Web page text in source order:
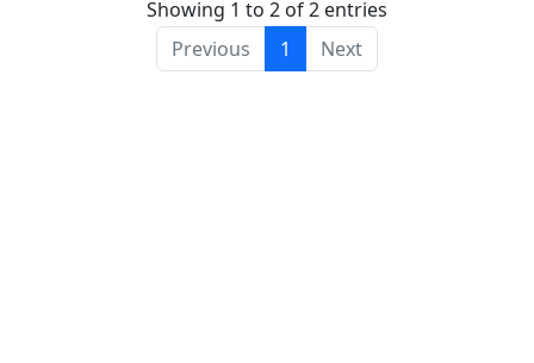
Showing 1 to 2 of 2 entries
Previous
1 Next